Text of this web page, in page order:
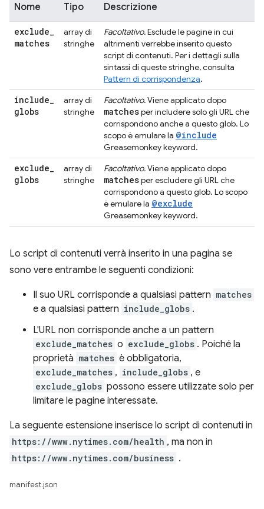
Nome Tipo Descrizione
exclude_
matches
array di
stringhe
Facoltativo.Esclude le pagine in cui
altrimenti verrebbe inserito questo
script di contenuti. Per i dettagli sulla
sintassi di queste stringhe, consulta
Pattern di corrispondenza.
include_
globs
array di
stringhe
Facoltativo.Viene applicato dopo
matchesper includere solo gli URL che
corrispondono anche a questo glob. Lo
scopo è emulare la @include
Greasemonkey keyword.
exclude_
globs
array di
stringhe
Facoltativo.Viene applicato dopo
matchesper escludere gli URL che
corrispondono a questo glob. Lo scopo
è emulare la @exclude
Greasemonkey keyword.
Lo script di contenuti verrà inserito in una pagina se
sono vere entrambe le seguenti condizioni:
Il suo URL corrisponde a qualsiasi pattern matches
e a qualsiasi pattern include_globs .
L'URL non corrisponde anche a un pattern
exclude_matches o exclude_globs . Poiché la
proprietà matches è obbligatoria,
exclude_matches , include_globs , e
exclude_globs possono essere utilizzate solo per
limitare le pagine interessate.
La seguente estensione inserisce lo script di contenuti in
https://www.nytimes.com/health , ma non in
https://www.nytimes.com/business .
manifest.json